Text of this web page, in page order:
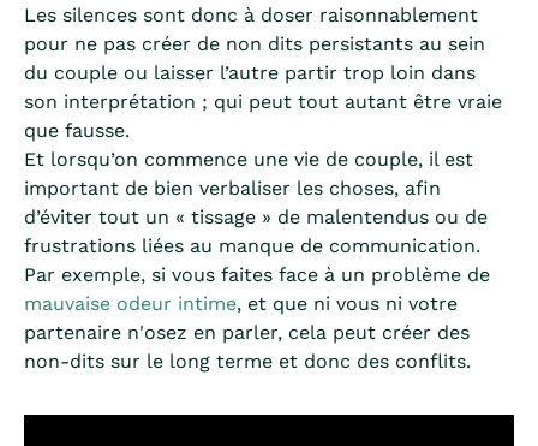
Les silences sont donc à doser raisonnablement
pour ne pas créer de non dits persistants au sein
du couple ou laisser l’autre partir trop loin dans
son interprétation ; qui peut tout autant être vraie
que fausse.
Et lorsqu’on commence une vie de couple, il est
important de bien verbaliser les choses, afin
d’éviter tout un « tissage » de malentendus ou de
frustrations liées au manque de communication.
Par exemple, si vous faites face à un problème de
mauvaise odeur intime, et que ni vous ni votre
partenaire n'osez en parler, cela peut créer des
non-dits sur le long terme et donc des conflits.